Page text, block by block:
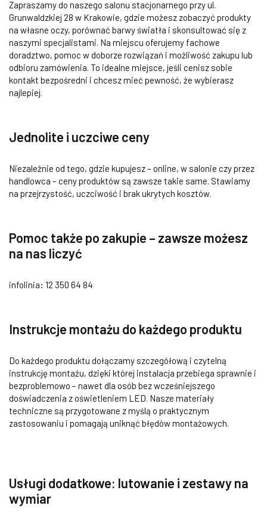
Zapraszamy do naszego salonu stacjonarnego przy ul.
Grunwaldzkiej 28 w Krakowie, gdzie możesz zobaczyć produkty
na własne oczy, porównać barwy światła i skonsultować się z
naszymi specjalistami. Na miejscu oferujemy fachowe
doradztwo, pomoc w doborze rozwiązań i możliwość zakupu lub
odbioru zamówienia. To idealne miejsce, jeśli cenisz sobie
kontakt bezpośredni i chcesz mieć pewność, że wybierasz
najlepiej.
Jednolite i uczciwe ceny
Niezależnie od tego, gdzie kupujesz – online, w salonie czy przez
handlowca – ceny produktów są zawsze takie same. Stawiamy
na przejrzystość, uczciwość i brak ukrytych kosztów.
Pomoc także po zakupie – zawsze możesz
na nas liczyć
infolinia: 12 350 64 84
Instrukcje montażu do każdego produktu
Do każdego produktu dołączamy szczegółową i czytelną
instrukcję montażu, dzięki której instalacja przebiega sprawnie i
bezproblemowo – nawet dla osób bez wcześniejszego
doświadczenia z oświetleniem LED. Nasze materiały
techniczne są przygotowane z myślą o praktycznym
zastosowaniu i pomagają uniknąć błędów montażowych.
Usługi dodatkowe: lutowanie i zestawy na
wymiar